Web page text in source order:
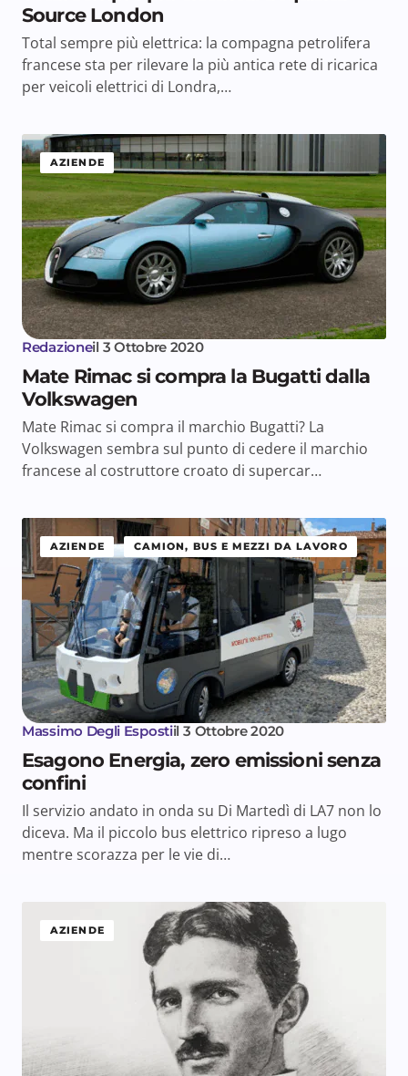
Source London
Total sempre più elettrica: la compagna petrolifera
francese sta per rilevare la più antica rete di ricarica
per veicoli elettrici di Londra,…
AZIENDE
Redazioneil 3 Ottobre 2020
Mate Rimac si compra la Bugatti dalla
Volkswagen
Mate Rimac si compra il marchio Bugatti? La
Volkswagen sembra sul punto di cedere il marchio
francese al costruttore croato di supercar…
AZIENDE CAMION, BUS E MEZZI DA LAVORO
Massimo Degli Espostiil 3 Ottobre 2020
Esagono Energia, zero emissioni senza
confini
Il servizio andato in onda su Di Martedì di LA7 non lo
diceva. Ma il piccolo bus elettrico ripreso a lugo
mentre scorazza per le vie di…
AZIENDE